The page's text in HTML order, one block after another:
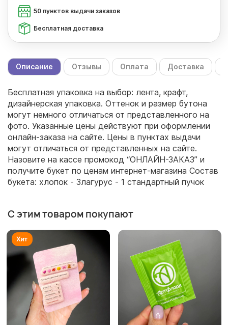
50 пунктов выдачи заказов
Бесплатная доставка
Описание Отзывы Оплата Доставка
Бесплатная упаковка на выбор: лента, крафт,
дизайнерская упаковка. Оттенок и размер бутона
могут немного отличаться от представленного на
фото. Указанные цены действуют при оформлении
онлайн-заказа на сайте. Цены в пунктах выдачи
могут отличаться от представленных на сайте.
Назовите на кассе промокод “ОНЛАЙН-ЗАКАЗ” и
получите букет по ценам интернет-магазина Состав
букета: хлопок - 3лагурус - 1 стандартный пучок
С этим товаром покупают